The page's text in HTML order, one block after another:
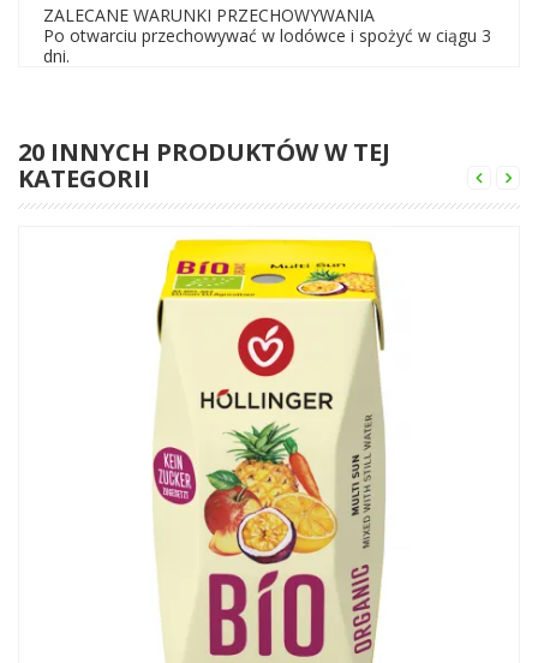
ZALECANE WARUNKI PRZECHOWYWANIA
Po otwarciu przechowywać w lodówce i spożyć w ciągu 3
dni.
20 INNYCH PRODUKTÓW W TEJ
KATEGORII